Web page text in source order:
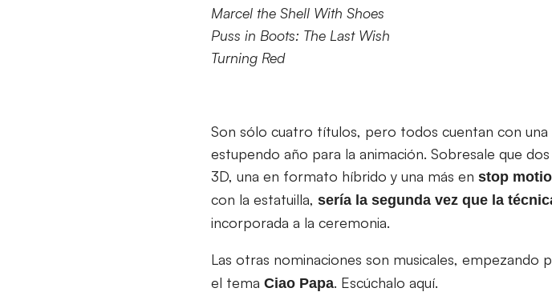
Marcel the Shell With Shoes
Puss in Boots: The Last Wish
Turning Red
Son sólo cuatro títulos, pero todos cuentan con una
estupendo año para la animación. Sobresale que
3D, una en formato híbrido y una más en stop
con la estatuilla, sería la segunda vez que la
incorporada a la ceremonia.
Las otras nominaciones son musicales, empezando
el tema Ciao Papa. Escúchalo aquí.